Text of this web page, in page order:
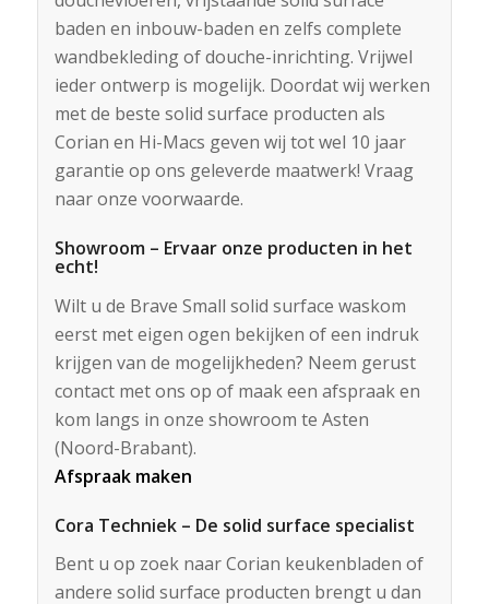
baden en inbouw-baden en zelfs complete
wandbekleding of douche-inrichting. Vrijwel
ieder ontwerp is mogelijk. Doordat wij werken
met de beste solid surface producten als
Corian en Hi-Macs geven wij tot wel 10 jaar
garantie op ons geleverde maatwerk! Vraag
naar onze voorwaarde.
Showroom – Ervaar onze producten in het
echt!
Wilt u de Brave Small solid surface waskom
eerst met eigen ogen bekijken of een indruk
krijgen van de mogelijkheden? Neem gerust
contact met ons op of maak een afspraak en
kom langs in onze showroom te Asten
(Noord-Brabant).
Afspraak maken
Cora Techniek – De solid surface specialist
Bent u op zoek naar Corian keukenbladen of
andere solid surface producten brengt u dan